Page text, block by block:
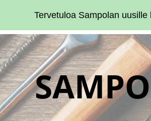
Tervetuloa Sampolan uusille